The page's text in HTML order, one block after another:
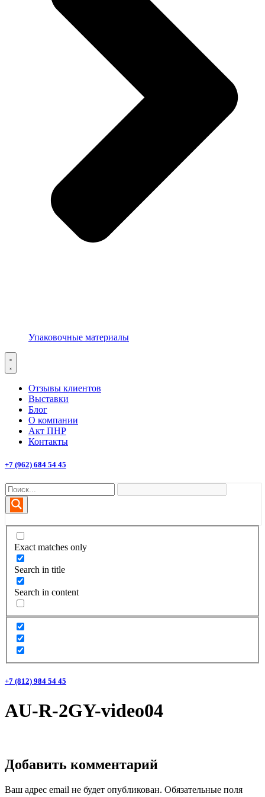
Упаковочные материалы
Отзывы клиентов
Выставки
Блог
О компании
Акт ПНР
Контакты
+7 (962) 684 54 45
Exact matches only
Search in title
Search in content
+7 (812) 984 54 45
AU-R-2GY-video04
Добавить комментарий
Ваш адрес email не будет опубликован. Обязательные поля